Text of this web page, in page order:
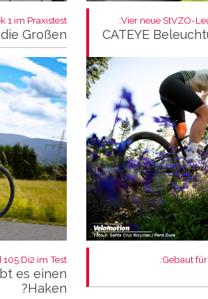
Vier neue StVZO-
CATEYE
1 im Praxistest:
Großen
Gebaut
Di2 im Test:
es einen
Haken?